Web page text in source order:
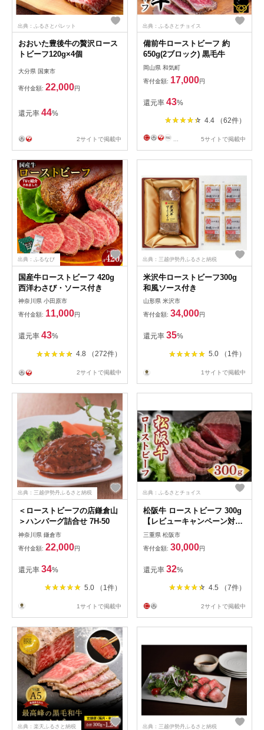
出典：ふるさとパレット
おおいた豊後牛の贅沢ロース
トビーフ120g×4個
大分県 国東市
寄付金額: 22,000円
還元率 44%
2サイトで掲載中
出典：ふるさとチョイス
備前牛ローストビーフ 約
650g(2ブロック) 黒毛牛
岡山県 和気町
寄付金額: 17,000円
還元率 43%
4.4 （62件）
5サイトで掲載中
出典：ふるなび
国産牛ローストビーフ 420g
西洋わさび・ソース付き
神奈川県 小田原市
寄付金額: 11,000円
還元率 43%
4.8 （272件）
2サイトで掲載中
出典：三越伊勢丹ふるさと納税
米沢牛ローストビーフ300g
和風ソース付き
山形県 米沢市
寄付金額: 34,000円
還元率 35%
5.0 （1件）
1サイトで掲載中
出典：三越伊勢丹ふるさと納税
＜ローストビーフの店鎌倉山
＞ハンバーグ詰合せ 7H-50
神奈川県 鎌倉市
寄付金額: 22,000円
還元率 34%
5.0 （1件）
1サイトで掲載中
出典：ふるさとチョイス
松阪牛 ローストビーフ 300g
【レビューキャンペーン対
象】 ( 牛肉 ブランド牛 高級
和牛 国産牛 松阪牛 松坂牛 ロ
ーストビーフ 牛肉 人気 おす
すめ ランキング ギフト 三重
県 松阪市 )【3-15】
三重県 松阪市
寄付金額: 30,000円
還元率 32%
4.5 （7件）
2サイトで掲載中
出典：楽天ふるさと納税 出典：三越伊勢丹ふるさと納税